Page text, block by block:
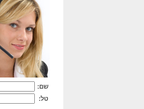
שם:
טל: